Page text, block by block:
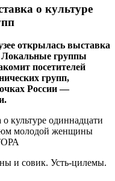
о культуре
открылась выставка
группы
посетителей
групп,
России —
и совик. Усть-цилемы.